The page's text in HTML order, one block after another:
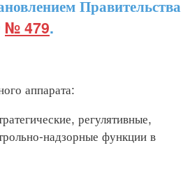
Правительства
№ 479.
аппарата:
регулятивные,
надзорные функции в